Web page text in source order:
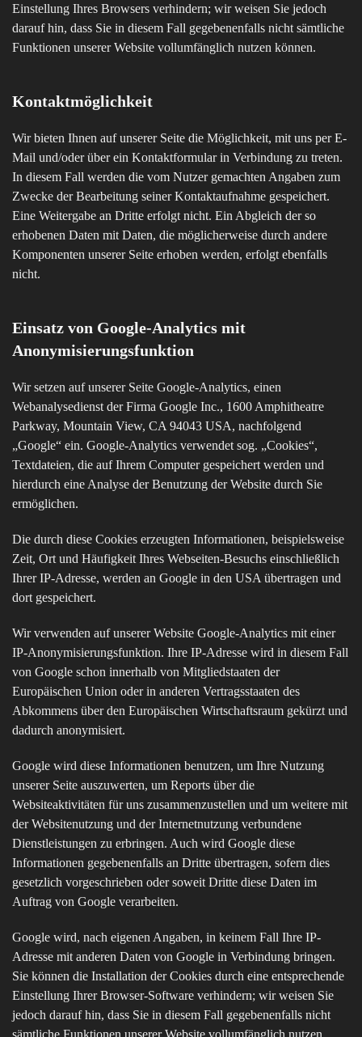
Einstellung Ihres Browsers verhindern; wir weisen Sie jedoch
darauf hin, dass Sie in diesem Fall gegebenenfalls nicht sämtliche
Funktionen unserer Website vollumfänglich nutzen können.
Kontaktmöglichkeit
Wir bieten Ihnen auf unserer Seite die Möglichkeit, mit uns per E-
Mail und/oder über ein Kontaktformular in Verbindung zu treten.
In diesem Fall werden die vom Nutzer gemachten Angaben zum
Zwecke der Bearbeitung seiner Kontaktaufnahme gespeichert.
Eine Weitergabe an Dritte erfolgt nicht. Ein Abgleich der so
erhobenen Daten mit Daten, die möglicherweise durch andere
Komponenten unserer Seite erhoben werden, erfolgt ebenfalls
nicht.
Einsatz von Google-Analytics mit
Anonymisierungsfunktion
Wir setzen auf unserer Seite Google-Analytics, einen
Webanalysedienst der Firma Google Inc., 1600 Amphitheatre
Parkway, Mountain View, CA 94043 USA, nachfolgend
„Google“ ein. Google-Analytics verwendet sog. „Cookies“,
Textdateien, die auf Ihrem Computer gespeichert werden und
hierdurch eine Analyse der Benutzung der Website durch Sie
ermöglichen.
Die durch diese Cookies erzeugten Informationen, beispielsweise
Zeit, Ort und Häufigkeit Ihres Webseiten-Besuchs einschließlich
Ihrer IP-Adresse, werden an Google in den USA übertragen und
dort gespeichert.
Wir verwenden auf unserer Website Google-Analytics mit einer
IP-Anonymisierungsfunktion. Ihre IP-Adresse wird in diesem Fall
von Google schon innerhalb von Mitgliedstaaten der
Europäischen Union oder in anderen Vertragsstaaten des
Abkommens über den Europäischen Wirtschaftsraum gekürzt und
dadurch anonymisiert.
Google wird diese Informationen benutzen, um Ihre Nutzung
unserer Seite auszuwerten, um Reports über die
Websiteaktivitäten für uns zusammenzustellen und um weitere mit
der Websitenutzung und der Internetnutzung verbundene
Dienstleistungen zu erbringen. Auch wird Google diese
Informationen gegebenenfalls an Dritte übertragen, sofern dies
gesetzlich vorgeschrieben oder soweit Dritte diese Daten im
Auftrag von Google verarbeiten.
Google wird, nach eigenen Angaben, in keinem Fall Ihre IP-
Adresse mit anderen Daten von Google in Verbindung bringen.
Sie können die Installation der Cookies durch eine entsprechende
Einstellung Ihrer Browser-Software verhindern; wir weisen Sie
jedoch darauf hin, dass Sie in diesem Fall gegebenenfalls nicht
sämtliche Funktionen unserer Website vollumfänglich nutzen